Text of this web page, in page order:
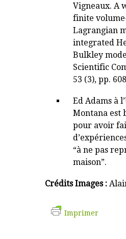
Vigneaux. A
finite
Lagrangian
integrated
Bulkley
Scientific
53 (3), pp.
Ed Adams à
Montana est
pour avoir
“à ne pas
maison”.
Crédits Images :
Imprimer